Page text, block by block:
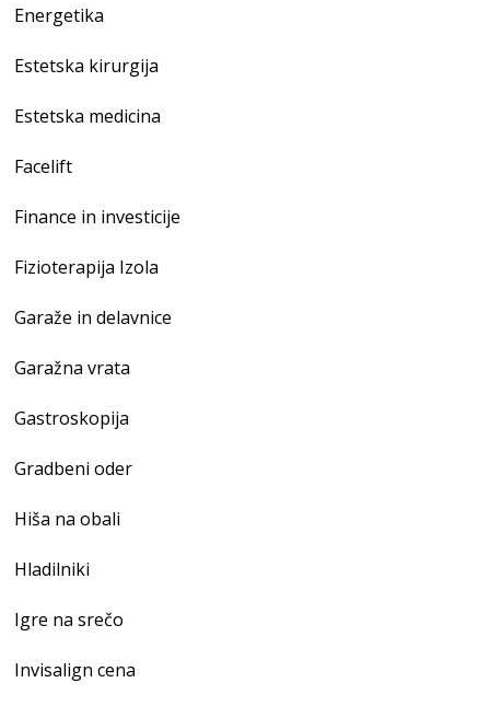
Energetika
Estetska kirurgija
Estetska medicina
Facelift
Finance in investicije
Fizioterapija Izola
Garaže in delavnice
Garažna vrata
Gastroskopija
Gradbeni oder
Hiša na obali
Hladilniki
Igre na srečo
Invisalign cena